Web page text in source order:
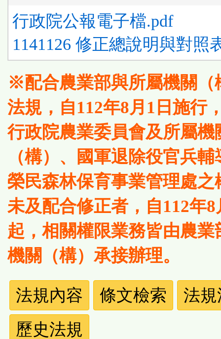
行政院公報電子檔.pdf
1141126 修正總說明與對照
※配合農業部與所屬機關（
法規，自112年8月1日施行
行政院農業委員會及所屬機
（構）、國軍退除役官兵
榮民森林保育事業管理處之
未及配合修正者，自112年8
起，相關權限業務皆由農業
機關（構）承接辦理。
法
規
法規內容 條文檢索
法
歷史法規